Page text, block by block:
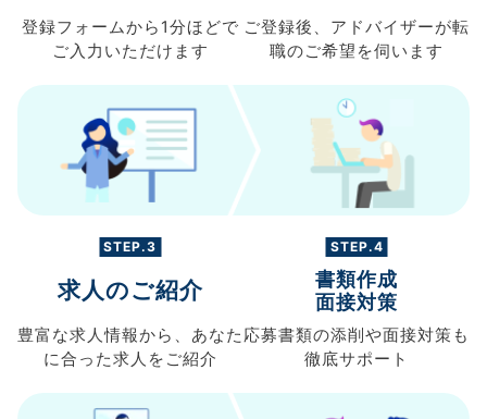
登録フォームから 1分ほどで
ご入力 いただけます
ご登録後、 アドバイザーが転
職のご希望を伺います
STEP.3
求人のご紹介
豊富な求人情報から、 あなた
に合った求人を ご紹介
STEP.4
書類作成
面接対策
応募書類の添削や面接対策も
徹底サポート